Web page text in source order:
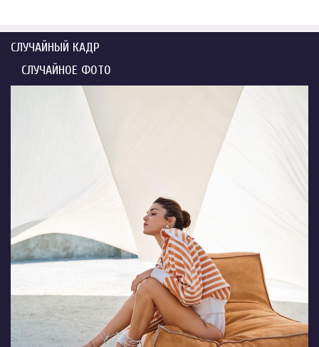
СЛУЧАЙНЫЙ КАДР
СЛУЧАЙНОЕ ФОТО